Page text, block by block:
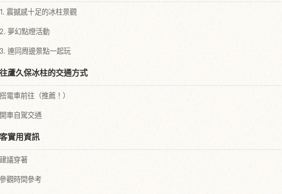
1. 震撼感十足的冰柱景觀
2. 夢幻點燈活動
3. 連同周邊景點一起玩
蘆久保冰柱的交通方式
搭電車前往（推薦！）
開車自駕交通
實用資訊
建議穿著
參觀時間參考